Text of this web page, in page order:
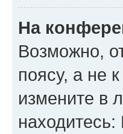
На
Возможно,
поясу, а не
измените в